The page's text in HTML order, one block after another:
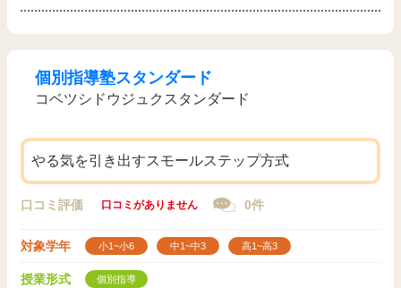
個別指導塾スタンダード
コベツシドウジュクスタンダード
やる気を引き出すスモールステップ方式
口コミ評価 口コミがありません 0件
対象学年 小1~小6 中1~中3 高1~高3
授業形式 個別指導